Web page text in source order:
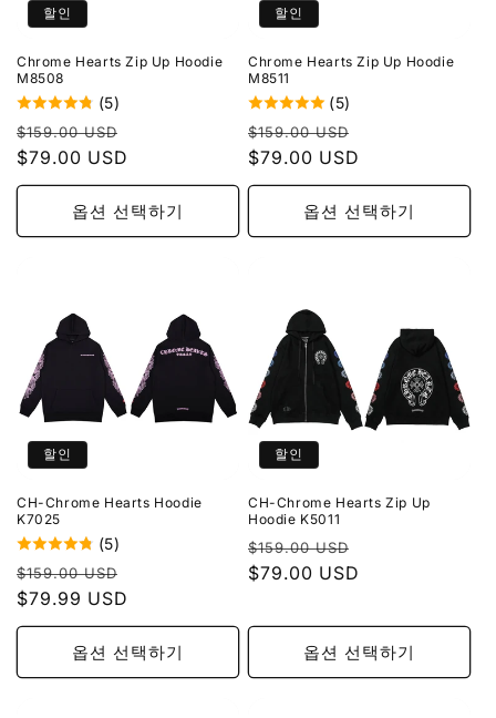
할인
Chrome Hearts Zip Up Hoodie
M8508
(5)
정
가
$159.00 USD
가
$79.00 USD
옵션 선택하기
할인
Chrome Hearts Zip Up Hoodie
M8511
(5)
정
가
$159.00 USD
가
$79.00 USD
옵션 선택하기
할인
CH-Chrome Hearts Hoodie
K7025
(5)
정
가
$159.00 USD
가
$79.99 USD
옵션 선택하기
할인
CH-Chrome Hearts Zip Up
Hoodie K5011
정
가
$159.00 USD
$79.00 USD
옵션 선택하기